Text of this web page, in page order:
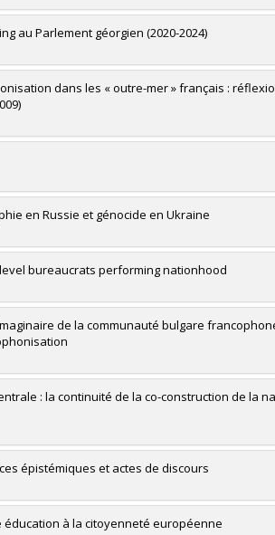
au Parlement géorgien (2020-2024)
dans les « outre-mer » français :
en Russie et génocide en Ukraine
bureaucrats performing nationhood
de la communauté bulgare
: la continuité de la co-construction de la
épistémiques et actes de discours
éducation à la citoyenneté européenne